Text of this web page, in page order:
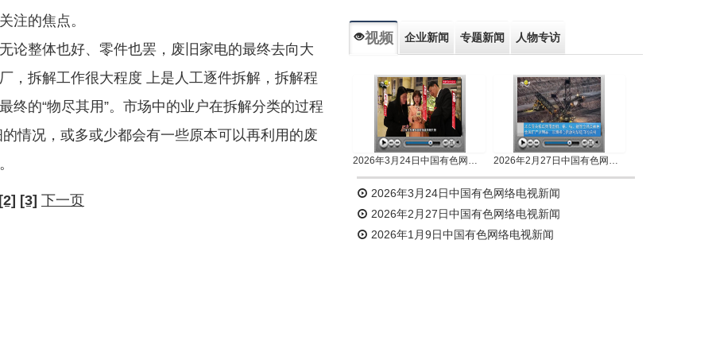
注的焦点。
整体也好、零件也罢，废旧家电的最终去向大
，拆解工作很大程度 上是人工逐件拆解，拆解程
终的“物尽其用”。市场中的业户在拆解分类的过程
情况，或多或少都会有一些原本可以再利用的废
[3] 下一页
视频 企业新闻 专题新闻 人物专访
2026年3月24日中国有色网络电视新闻 2026年2月27日中国有色网络电视新闻
2026年3月24日中国有色网络电视新闻
2026年2月27日中国有色网络电视新闻
2026年1月9日中国有色网络电视新闻